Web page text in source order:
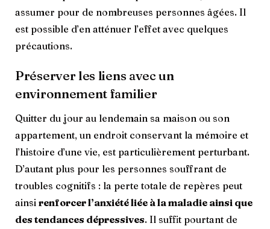
assumer pour de nombreuses personnes âgées. Il
est possible d’en atténuer l’effet avec quelques
précautions.
Préserver les liens avec un
environnement familier
Quitter du jour au lendemain sa maison ou son
appartement, un endroit conservant la mémoire et
l’histoire d’une vie, est particulièrement perturbant.
D’autant plus pour les personnes souffrant de
troubles cognitifs : la perte totale de repères peut
ainsi renforcer l’anxiété liée à la maladie ainsi que
des tendances dépressives. Il suffit pourtant de